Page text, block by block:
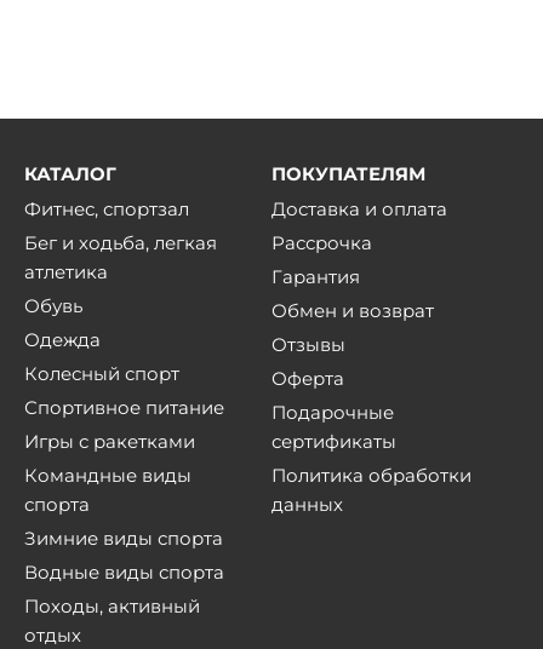
КАТАЛОГ
Фитнес, спортзал
Бег и ходьба, легкая
атлетика
Обувь
Одежда
Колесный спорт
Спортивное питание
Игры с ракетками
Командные виды
спорта
Зимние виды спорта
Водные виды спорта
Походы, активный
отдых
ПОКУПАТЕЛЯМ
Доставка и оплата
Рассрочка
Гарантия
Обмен и возврат
Отзывы
Оферта
Подарочные
сертификаты
Политика обработки
данных